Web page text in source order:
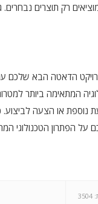
רק תוצרים נבחרים.
הדאטה הבא שלכם
המתאימה ביותר
נוספת או הצעה
על הפתרון הטכנולוגי